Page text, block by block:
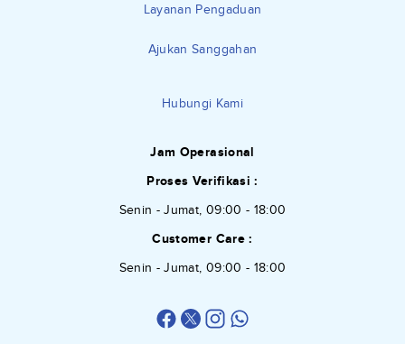
Layanan Pengaduan
Ajukan Sanggahan
Hubungi Kami
Jam Operasional
Proses Verifikasi :
Senin - Jumat, 09:00 - 18:00
Customer Care :
Senin - Jumat, 09:00 - 18:00